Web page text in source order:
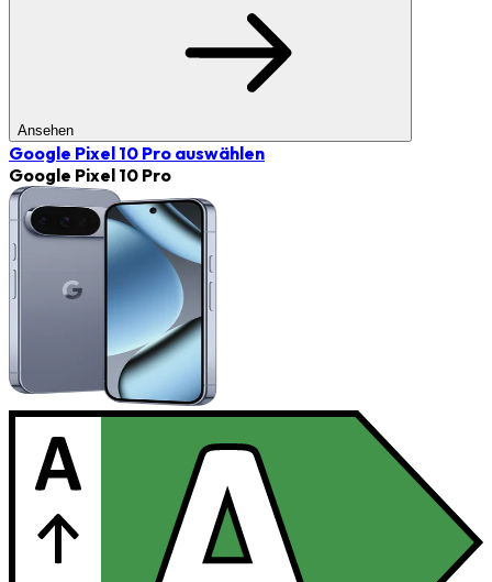
Ansehen
Google Pixel 10 Pro auswählen
Google Pixel 10 Pro